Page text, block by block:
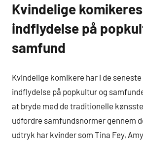
Kvindelige komikeres
indflydelse på
samfund
Kvindelige komikere har i de
indflydelse på popkultur og
at bryde med de traditionelle
udfordre samfundsnormer gennem
udtryk har kvinder som Tina Fey,